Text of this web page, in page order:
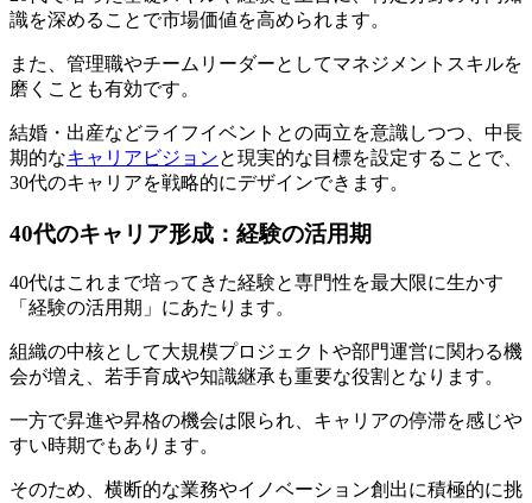
識を深めることで市場価値を高められます。
また、管理職やチームリーダーとしてマネジメントスキルを
磨くことも有効です。
結婚・出産などライフイベントとの両立を意識しつつ、中長
期的なキャリアビジョンと現実的な目標を設定することで、
30代のキャリアを戦略的にデザインできます。
40代のキャリア形成：経験の活用期
40代はこれまで培ってきた経験と専門性を最大限に生かす
「経験の活用期」にあたります。
組織の中核として大規模プロジェクトや部門運営に関わる機
会が増え、若手育成や知識継承も重要な役割となります。
一方で昇進や昇格の機会は限られ、キャリアの停滞を感じや
すい時期でもあります。
そのため、横断的な業務やイノベーション創出に積極的に挑